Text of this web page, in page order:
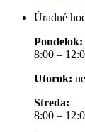
Úradné
Pondelok:
8:00 –
Utorok:
Streda:
8:00 –